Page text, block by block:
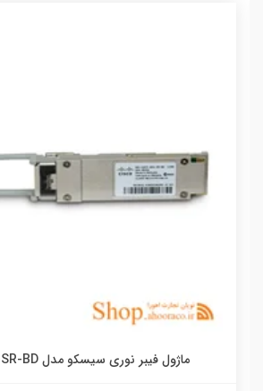
ماژول فیبر نوری سیسکو مدل QSFP-40G-SR-BD